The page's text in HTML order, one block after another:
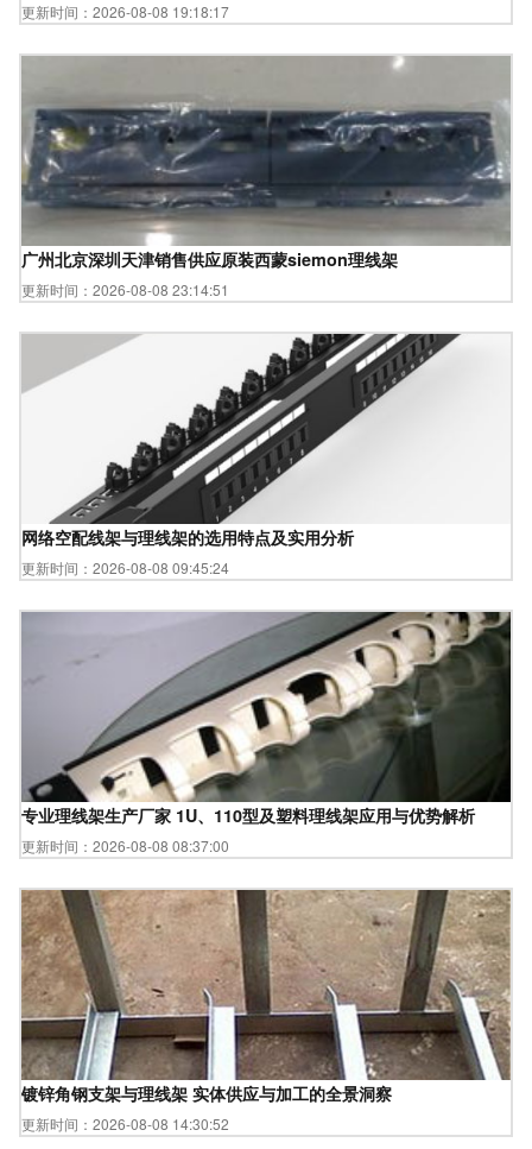
更新时间：2026-08-08 19:18:17
广州北京深圳天津销售供应原装西蒙siemon理线架
更新时间：2026-08-08 23:14:51
网络空配线架与理线架的选用特点及实用分析
更新时间：2026-08-08 09:45:24
专业理线架生产厂家 1U、110型及塑料理线架应用与优势解析
更新时间：2026-08-08 08:37:00
镀锌角钢支架与理线架 实体供应与加工的全景洞察
更新时间：2026-08-08 14:30:52